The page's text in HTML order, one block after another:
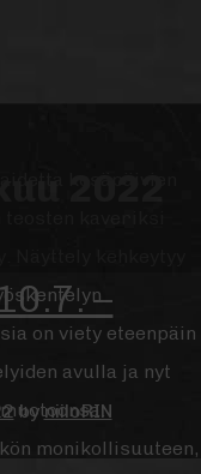
2022
–
byniiloRIN
kesäpäivien
kaveriksi
Näyttely kehkeytyy
on viety eteenpäin
avulla ja nyt
monikollisuuteen,